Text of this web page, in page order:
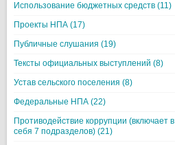
Использование бюджетных средств (11)
Проекты НПА (17)
Публичные слушания (19)
Тексты официальных выступлений (8)
Устав сельского поселения (8)
Федеральные НПА (22)
Противодействие коррупции (включает в
себя 7 подразделов) (21)